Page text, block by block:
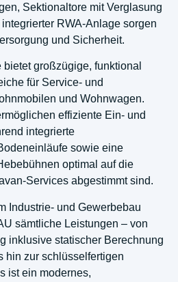
Sektionaltore mit Verglasung
RWA-Anlage sorgen
und Sicherheit.
großzügige, funktional
für Service- und
und Wohnwagen.
effiziente Ein- und
integrierte
sowie eine
optimal auf die
Services abgestimmt sind.
Industrie- und Gewerbebau
sämtliche Leistungen – von
inklusive statischer Berechnung
hin zur schlüsselfertigen
ist ein modernes,